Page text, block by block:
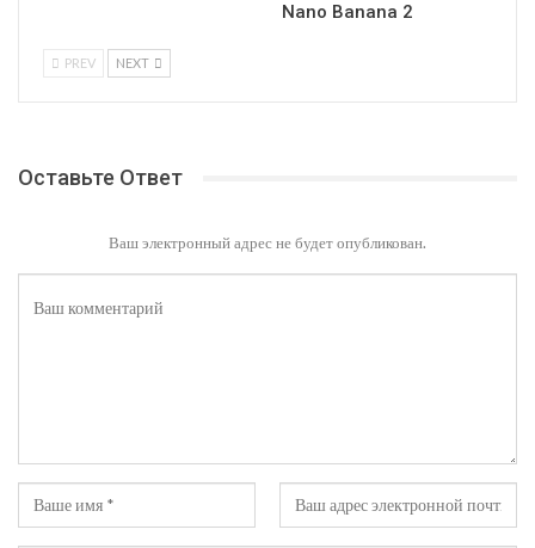
Nano Banana 2
PREV NEXT
Оставьте Ответ
Ваш электронный адрес не будет опубликован.